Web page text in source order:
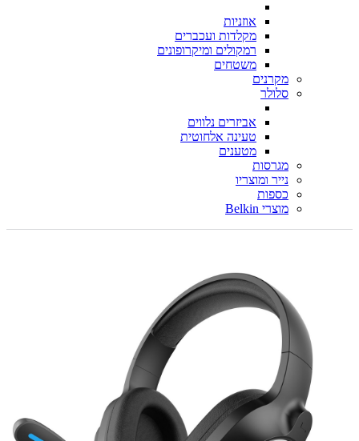
אוזניות
מקלדות ועכברים
רמקולים ומיקרופונים
משטחים
מקרנים
סלולר
אביזרים נלווים
טעינה אלחוטית
מטענים
מגרסות
נייר ומוצריו
כספות
מוצרי Belkin